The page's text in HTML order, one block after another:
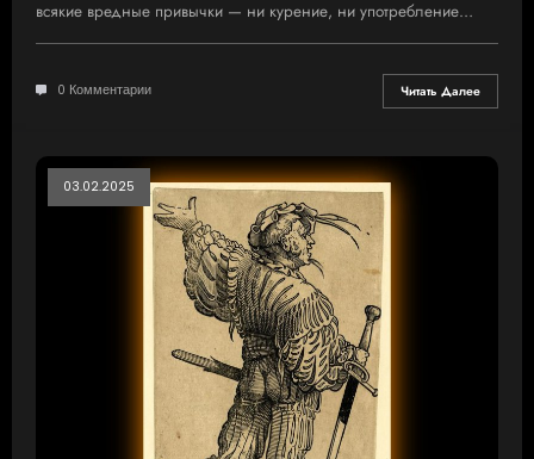
всякие вредные привычки — ни курение, ни употребление…
0 Комментарии Читать Далее
03.02.2025